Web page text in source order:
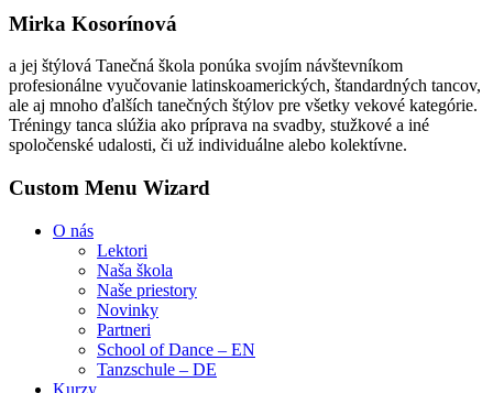
Mirka Kosorínová
a jej štýlová Tanečná škola ponúka svojím návštevníkom
profesionálne vyučovanie latinskoamerických, štandardných tancov,
ale aj mnoho ďalších tanečných štýlov pre všetky vekové kategórie.
Tréningy tanca slúžia ako príprava na svadby, stužkové a iné
spoločenské udalosti, či už individuálne alebo kolektívne.
Custom Menu Wizard
O nás
Lektori
Naša škola
Naše priestory
Novinky
Partneri
School of Dance – EN
Tanzschule – DE
Kurzy